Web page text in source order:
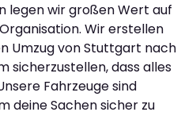
legen wir großen Wert auf
Wir erstellen
Umzug von Stuttgart nach
sicherzustellen, dass alles
Fahrzeuge sind
deine Sachen sicher zu